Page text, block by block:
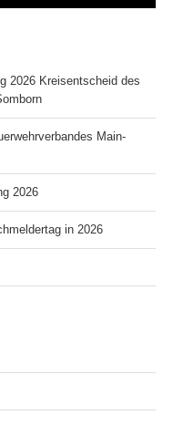
2026 Kreisentscheid des
Main-
2026
in 2026